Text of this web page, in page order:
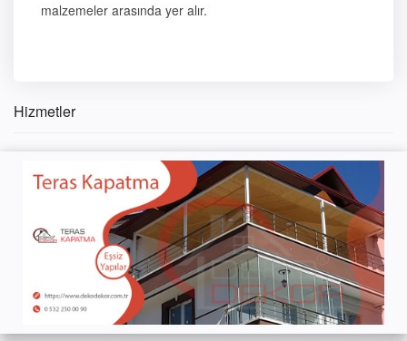
malzemeler arasında yer alır.
Hizmetler